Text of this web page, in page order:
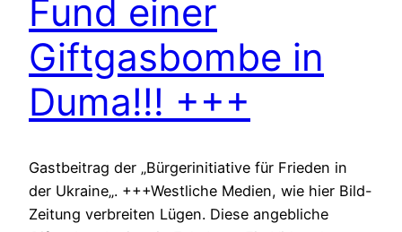
Fund einer
Giftgasbombe in
Duma!!! +++
Gastbeitrag der „Bürgerinitiative für Frieden in
der Ukraine„. +++Westliche Medien, wie hier Bild-
Zeitung verbreiten Lügen. Diese angebliche